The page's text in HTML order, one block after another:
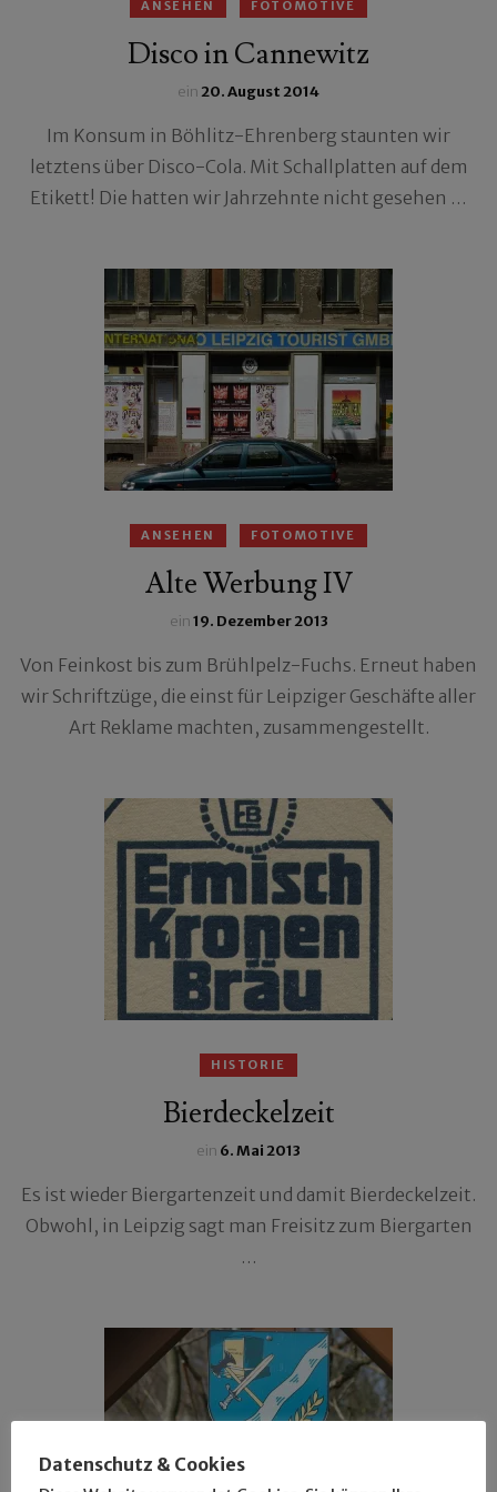
ANSEHEN FOTOMOTIVE
Disco in Cannewitz
ein20. August 2014
Im Konsum in Böhlitz-Ehrenberg staunten wir
letztens über Disco-Cola. Mit Schallplatten auf dem
Etikett! Die hatten wir Jahrzehnte nicht gesehen …
ANSEHEN FOTOMOTIVE
Alte Werbung IV
ein19. Dezember 2013
Von Feinkost bis zum Brühlpelz-Fuchs. Erneut haben
wir Schriftzüge, die einst für Leipziger Geschäfte aller
Art Reklame machten, zusammengestellt.
HISTORIE
Bierdeckelzeit
ein 6. Mai 2013
Es ist wieder Biergartenzeit und damit Bierdeckelzeit.
Obwohl, in Leipzig sagt man Freisitz zum Biergarten
…
Datenschutz & Cookies